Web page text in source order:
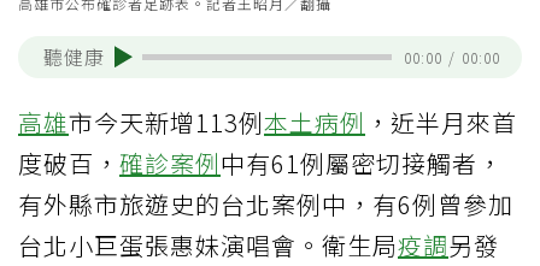
聽健康 00:00 / 00:00
高雄市今天新增113例本土病例 ，近半月來首
度破百， 確診案例中有61例屬密切接觸者，
有外縣市旅遊史的台北案例中，有6例曾參加
台北小巨蛋張惠妹演唱會。衛生局疫調另發